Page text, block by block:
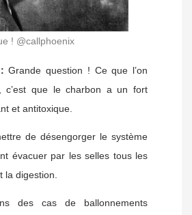
! @callphoenix
Grande question ! Ce que l’on
c’est que le charbon a un fort
et antitoxique.
de désengorger le système
évacuer par les selles tous les
la digestion.
des cas de ballonnements